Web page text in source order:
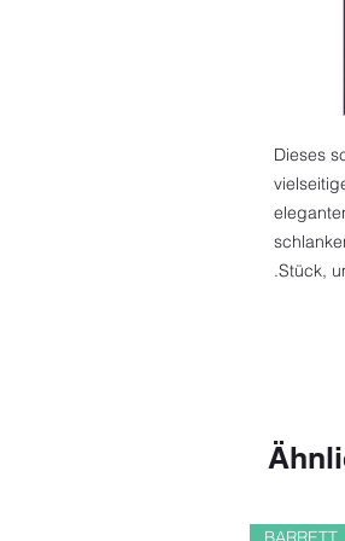
Dieses
Stück,